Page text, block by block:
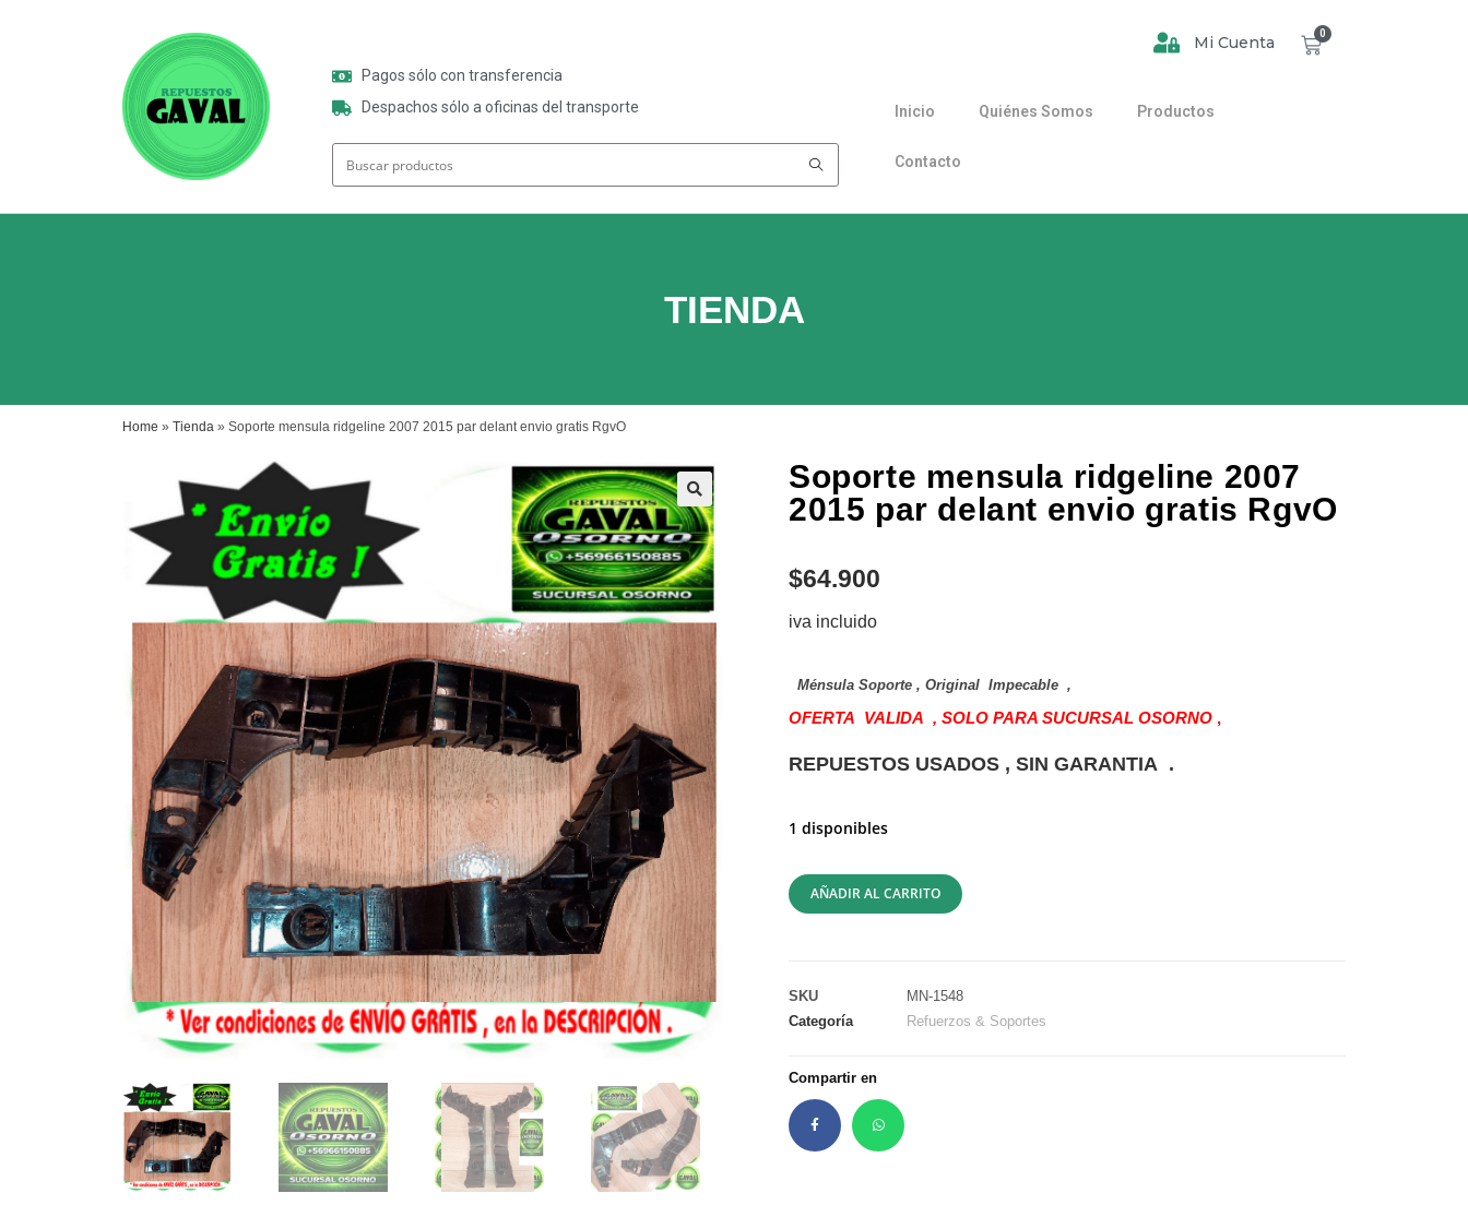
Pagos sólo con transferencia
Despachos sólo a oficinas del transporte
Mi Cuenta 0
Inicio Quiénes Somos Productos
Contacto
TIENDA
Home » Tienda » Soporte mensula ridgeline 2007 2015 par delant envio gratis RgvO
Soporte mensula ridgeline 2007
2015 par delant envio gratis RgvO
$64.900
iva incluido
Ménsula Soporte , Original Impecable ,
OFERTA VALIDA , SOLO PARA SUCURSAL OSORNO ,
REPUESTOS USADOS , SIN GARANTIA .
1 disponibles
AÑADIR AL CARRITO
SKU
MN-1548
Categoría
Refuerzos & Soportes
Compartir en